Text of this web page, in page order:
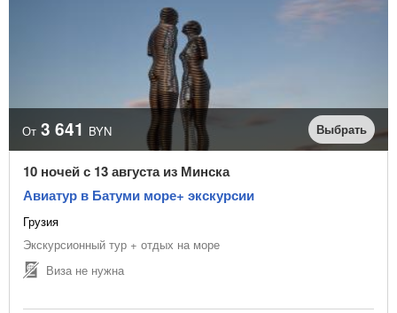
От 3 641 BYN Выбрать
10 ночей с 13 августа из Минска
Авиатур в Батуми море+ экскурсии
Грузия
Экскурсионный тур + отдых на море
Виза не нужна